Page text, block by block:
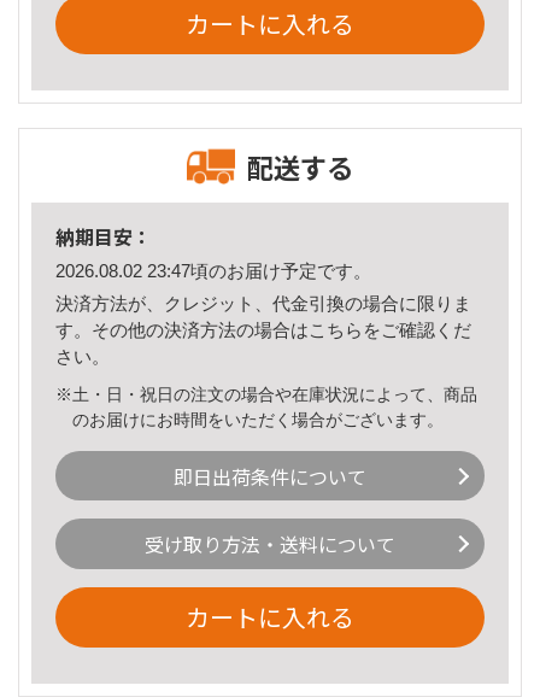
カートに入れる
配送する
納期目安：
2026.08.02 23:47頃のお届け予定です。
決済方法が、クレジット、代金引換の場合に限りま
す。その他の決済方法の場合はこちら をご確認くだ
さい。
※土・日・祝日の注文の場合や在庫状況によって、商品
のお届けにお時間をいただく場合がございます。
即日出荷条件について
受け取り方法・送料について
カートに入れる